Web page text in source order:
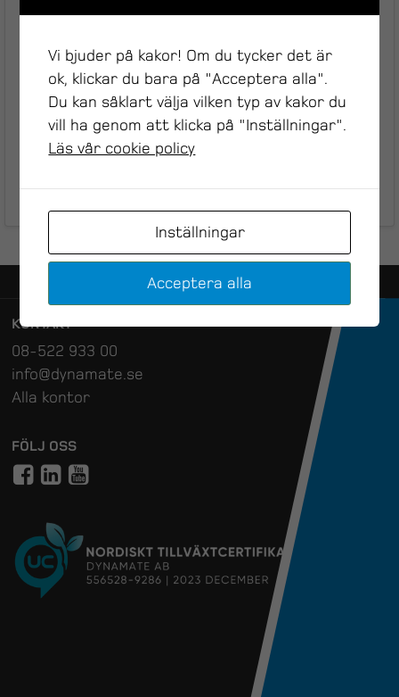
Vill du följa med på vår utvecklingsresa?
Nu söker vi dig som har erfarenhet från
konsult-, entreprenad- eller
servicebranschen och vill arbeta tillsammans
med oss för en hållbar svensk industri.
KONTAKT
08-522 933 00
info@dynamate.se
Alla kontor
FÖLJ OSS
Vi bjuder på kakor! Om du tycker det är
ok, klickar du bara på "Acceptera alla".
Du kan såklart välja vilken typ av kakor du
vill ha genom att klicka på "Inställningar".
Läs vår cookie policy
Inställningar
Acceptera alla